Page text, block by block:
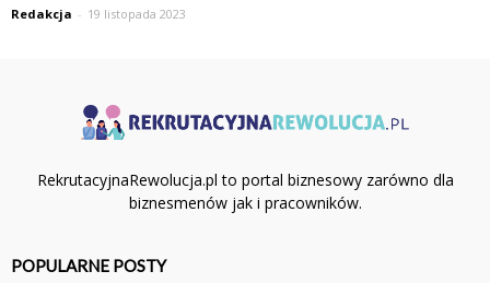
Redakcja - 19 listopada 2023
RekrutacyjnaRewolucja.pl to portal biznesowy zarówno dla
biznesmenów jak i pracowników.
POPULARNE POSTY